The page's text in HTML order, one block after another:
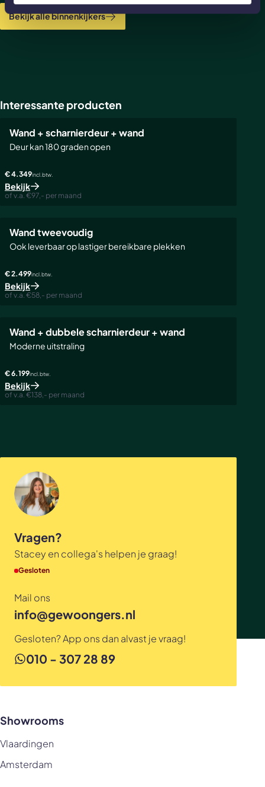
Bekijk alle binnenkijkers
Interessante producten
Wand + scharnierdeur + wand
Deur kan 180 graden open
€ 4.349incl. btw.
Bekijk
of v.a. €97,- per maand
Wand tweevoudig
Ook leverbaar op lastiger bereikbare plekken
€ 2.499incl. btw.
Bekijk
of v.a. €58,- per maand
Wand + dubbele scharnierdeur + wand
Moderne uitstraling
€ 6.199incl. btw.
Bekijk
of v.a. €138,- per maand
Vragen?
Stacey en collega's helpen je graag!
Gesloten
Mail ons
info@gewoongers.nl
Gesloten? App ons dan alvast je vraag!
010 - 307 28 89
Showrooms
Vlaardingen
Amsterdam